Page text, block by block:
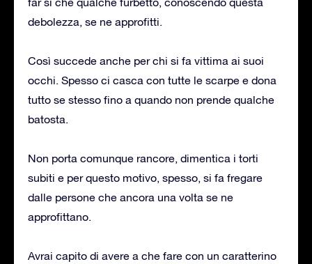
debolezza, se ne approfitti.
Così succede anche per chi si fa vittima ai suoi
occhi. Spesso ci casca con tutte le scarpe e dona
tutto se stesso fino a quando non prende qualche
batosta.
Non porta comunque rancore, dimentica i torti
subiti e per questo motivo, spesso, si fa fregare
dalle persone che ancora una volta se ne
approfittano.
Avrai capito di avere a che fare con un caratterino